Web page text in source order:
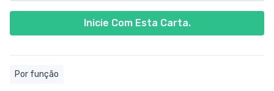
Inicie Com Esta Carta.
Por função